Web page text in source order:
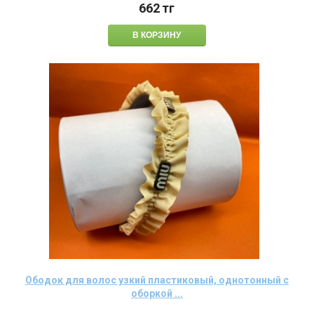
662тг
Ободок для волос узкий пластиковый, однотонный с
оборкой ...